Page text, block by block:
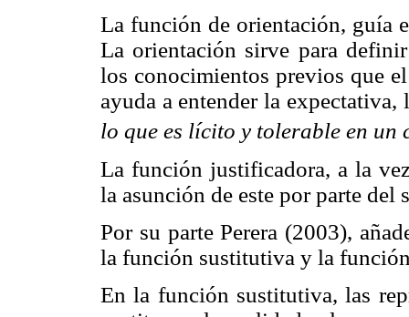
La función de orientación, guía
La orientación sirve para
los conocimientos previos que
ayuda a entender la
lo que es lícito y tolerable en un
La función justificadora, a la
la asunción de este por parte del
Por su parte Perera (2003),
la función sustitutiva y la
En la función sustitutiva, las